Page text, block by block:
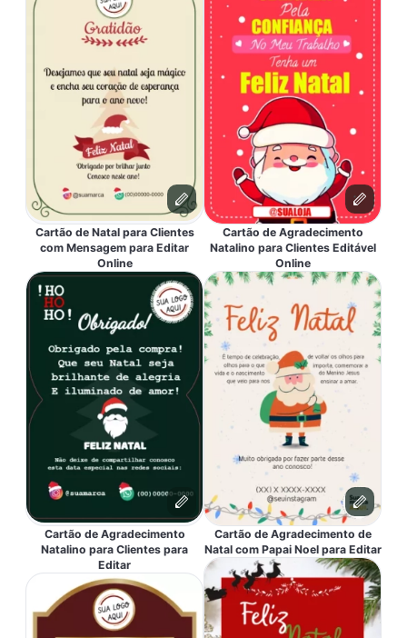
Cartão de Natal para Clientes
com Mensagem para Editar
Online
Cartão de Agradecimento
Natalino para Clientes para
Editar
Cartão de Agradecimento
Natalino para Clientes Editável
Online
Cartão de Agradecimento de
Natal com Papai Noel para Editar